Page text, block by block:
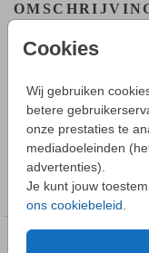
Cookies
Wij gebruiken
betere
onze prestaties te
mediadoeleinden
advertenties).
Je kunt jouw
ons cookiebeleid
- Maak in de editor
- Sla deze op in je
- Tijdens bestellen
papiersoorten en
- Bij je 1e proefdruk
van alle papiersoorten
- Je kunt de
EEN VRAAG?
Toon meer
COLLECTIE
Geboortekaartje meisje